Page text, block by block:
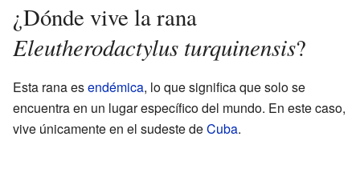
¿Dónde vive la rana
Eleutherodactylus turquinensis?
Esta rana esendémica, lo que significa que solo se
encuentra en un lugar específico del mundo. En este caso,
vive únicamente en el sudeste deCuba.